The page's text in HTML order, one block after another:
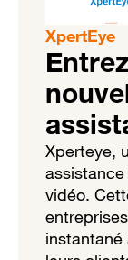
XpertEye
Xperteye,
vidéo.
instantané